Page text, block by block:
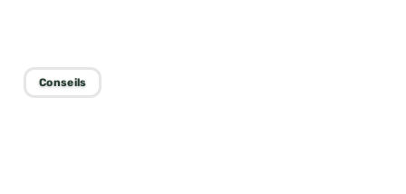
Conseils